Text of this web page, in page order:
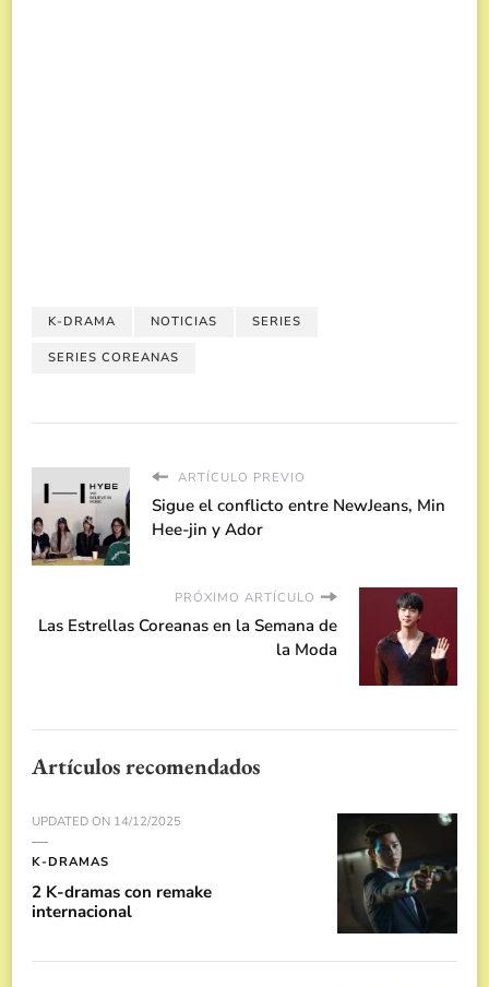
K-DRAMA NOTICIAS SERIES
SERIES COREANAS
ARTÍCULO PREVIO
Sigue el conflicto entre NewJeans, Min
Hee-jin y Ador
PRÓXIMO ARTÍCULO
Las Estrellas Coreanas en la Semana de
la Moda
Artículos recomendados
UPDATED ON 14/12/2025
K-DRAMAS
2 K-dramas con remake
internacional